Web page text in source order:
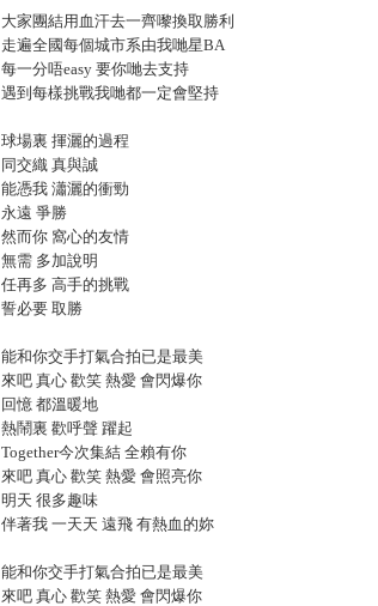
大家團結用血汗去一齊嚟換取勝利
走遍全國每個城市系由我哋星BA
每一分唔easy 要你哋去支持
遇到每樣挑戰我哋都一定會堅持
球場裏 揮灑的過程
同交織 真與誠
能憑我 瀟灑的衝勁
永遠 爭勝
然而你 窩心的友情
無需 多加說明
任再多 高手的挑戰
誓必要 取勝
能和你交手打氣合拍已是最美
來吧 真心 歡笑 熱愛 會閃爆你
回憶 都溫暖地
熱鬧裏 歡呼聲 躍起
Together今次集結 全賴有你
來吧 真心 歡笑 熱愛 會照亮你
明天 很多趣味
伴著我 一天天 遠飛 有熱血的妳
能和你交手打氣合拍已是最美
來吧 真心 歡笑 熱愛 會閃爆你